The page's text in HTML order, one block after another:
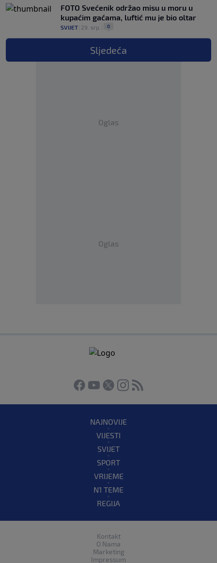
FOTO Svećenik održao misu u moru u
kupaćim gaćama, luftić mu je bio oltar
SVIJET 29. srp. 0
Sljedeća
Oglas
Oglas
NAJNOVIJE
VIJESTI
SVIJET
SPORT
VRIJEME
N1 TEME
REGIJA
Kontakt
O Nama
Marketing
Impressum